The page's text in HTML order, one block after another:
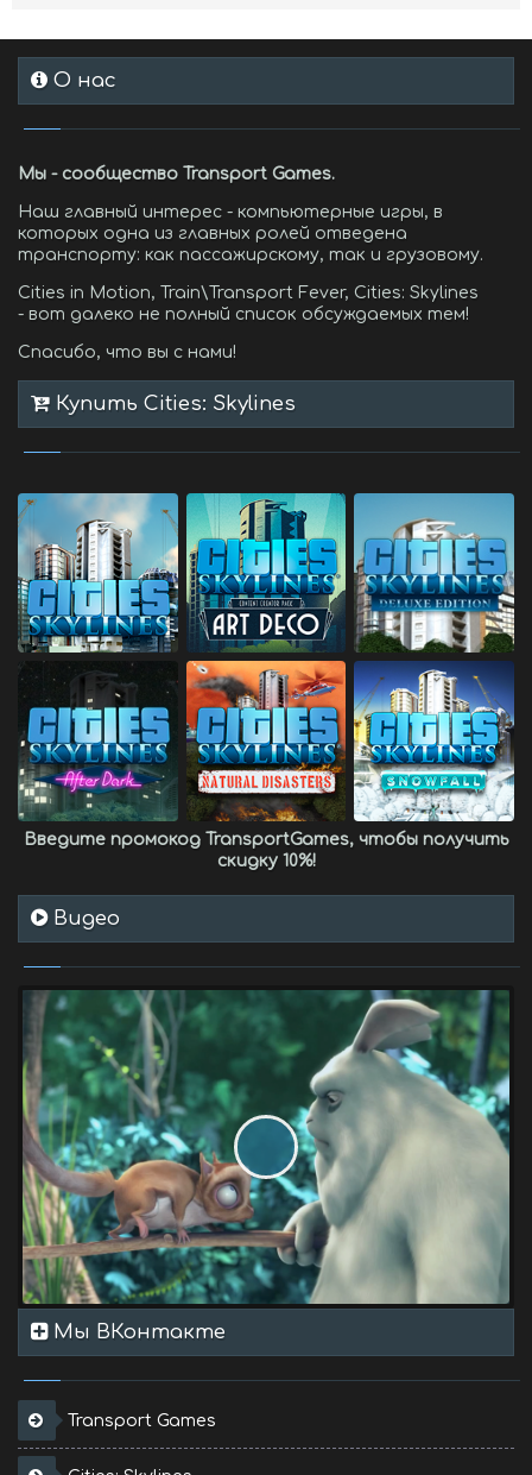
О нас
Мы - сообщество Transport Games.
Наш главный интерес - компьютерные игры, в
которых одна из главных ролей отведена
транспорту: как пассажирскому, так и грузовому.
Cities in Motion, Train\Transport Fever, Cities: Skylines
- вот далеко не полный список обсуждаемых тем!
Спасибо, что вы с нами!
Купить Cities: Skylines
Введите промокод TransportGames, чтобы получить
скидку 10%!
Видео
Мы ВКонтакте
Transport Games